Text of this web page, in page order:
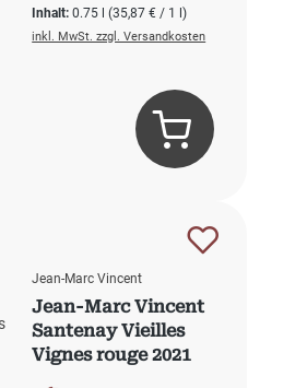
Inhalt:0.75 l(35,87 € / 1 l)
inkl. MwSt. zzgl. Versandkosten
Jean-Marc Vincent
Jean-Marc Vincent
Santenay Vieilles
Vignes rouge 2021